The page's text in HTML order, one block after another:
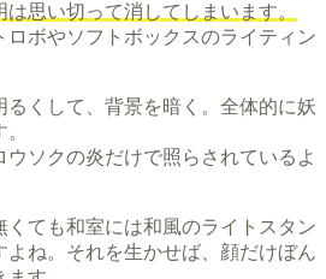
思い切って消してしまいます。
ロボやソフトボックスのライティン
くして、背景を暗く。全体的に妖
ソクの炎だけで照らされているよ
くても和室には和風のライトスタン
よね。それを生かせば、顔だけぼん